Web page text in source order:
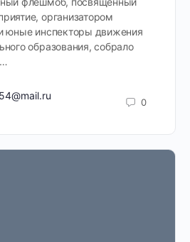
организатором
юные инспекторы движения
образования, собрало
0